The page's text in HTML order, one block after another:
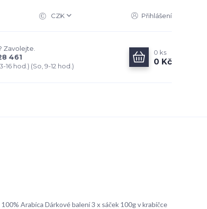
CZK Přihlášení
Zavolejte.
461
16 hod.) (So, 9-12 hod.)
0 ks
0 Kč
Arabica Dárkové balení 3 x sáček 100g v krabičce